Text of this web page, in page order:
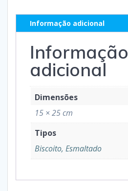
Informação adicional
Informação
adicional
Dimensões
15 × 25 cm
Tipos
Biscoito, Esmaltado